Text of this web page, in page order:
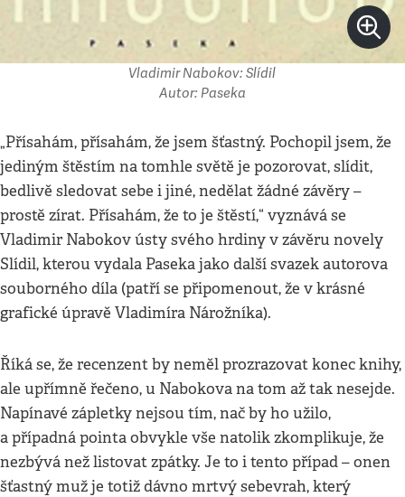
Vladimir Nabokov: Slídil
Autor: Paseka
„Přísahám, přísahám, že jsem šťastný. Pochopil jsem, že
jediným štěstím na tomhle světě je pozorovat, slídit,
bedlivě sledovat sebe i jiné, nedělat žádné závěry –
prostě zírat. Přísahám, že to je štěstí,“ vyznává se
Vladimir Nabokov ústy svého hrdiny v závěru novely
Slídil, kterou vydala Paseka jako další svazek autorova
souborného díla (patří se připomenout, že v krásné
grafické úpravě Vladimíra Nárožníka).
Říká se, že recenzent by neměl prozrazovat konec knihy,
ale upřímně řečeno, u Nabokova na tom až tak nesejde.
Napínavé zápletky nejsou tím, nač by ho užilo,
a případná pointa obvykle vše natolik zkomplikuje, že
nezbývá než listovat zpátky. Je to i tento případ – onen
šťastný muž je totiž dávno mrtvý sebevrah, který